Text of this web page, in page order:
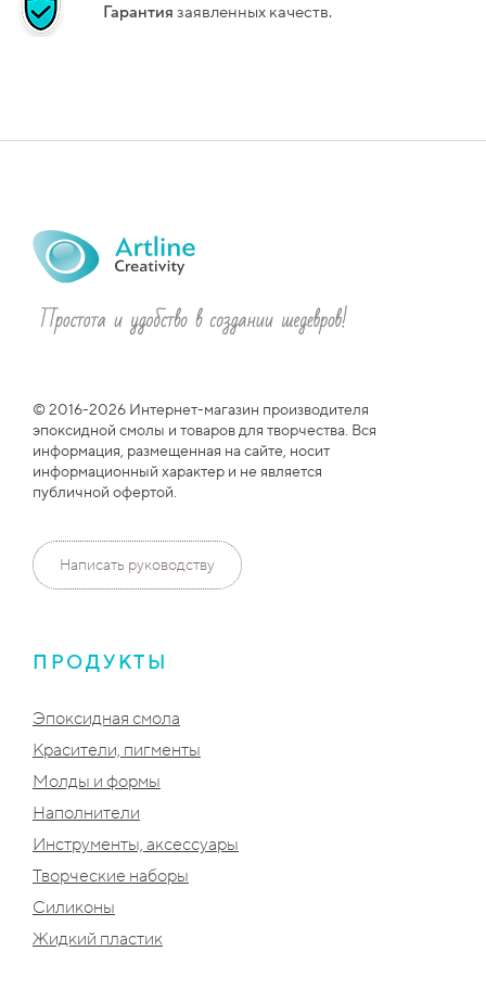
Гарантия заявленных качеств.
© 2016-2026 Интернет-магазин производителя
эпоксидной смолы и товаров для творчества. Вся
информация, размещенная на сайте, носит
информационный характер и не является
публичной офертой.
Написать руководству
ПРОДУКТЫ
Эпоксидная смола
Красители, пигменты
Молды и формы
Наполнители
Инструменты, аксессуары
Творческие наборы
Силиконы
Жидкий пластик